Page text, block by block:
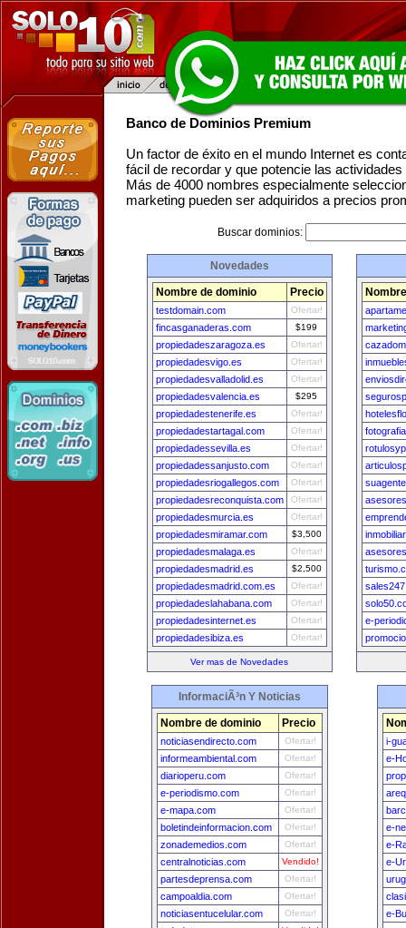
Banco de Dominios Premium
Un factor de éxito en el mundo Internet es
fácil de recordar y que potencie las
Más de 4000 nombres especialmente
marketing pueden ser adquiridos a precios
Buscar dominios:
Novedades
Nombre de dominio Precio
testdomain.com Ofertar!
fincasganaderas.com $199
propiedadeszaragoza.es Ofertar!
propiedadesvigo.es Ofertar!
propiedadesvalladolid.es Ofertar!
propiedadesvalencia.es $295
propiedadestenerife.es Ofertar!
propiedadestartagal.com Ofertar!
propiedadessevilla.es Ofertar!
propiedadessanjusto.com Ofertar!
propiedadesriogallegos.com Ofertar!
propiedadesreconquista.com Ofertar!
propiedadesmurcia.es Ofertar!
propiedadesmiramar.com $3,500
propiedadesmalaga.es Ofertar!
propiedadesmadrid.es $2,500
propiedadesmadrid.com.es Ofertar!
propiedadeslahabana.com Ofertar!
propiedadesinternet.es Ofertar!
propiedadesibiza.es Ofertar!
Ver mas de Novedades
e-
InformaciÃ³n Y Noticias
Nombre de dominio Precio
noticiasendirecto.com Ofertar!
informeambiental.com Ofertar!
diarioperu.com Ofertar!
e-periodismo.com Ofertar!
e-mapa.com Ofertar!
boletindeinformacion.com Ofertar!
zonademedios.com Ofertar!
centralnoticias.com Vendido!
partesdeprensa.com Ofertar!
campoaldia.com Ofertar!
noticiasentucelular.com Ofertar!
i-
e-
e-
e-
e-
e-